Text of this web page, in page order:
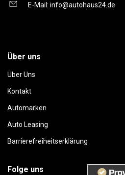
E-Mail: info@autohaus24.de
Über uns
Über Uns
Kontakt
Automarken
Auto Leasing
Barrierefreiheitserklärung
Folge uns